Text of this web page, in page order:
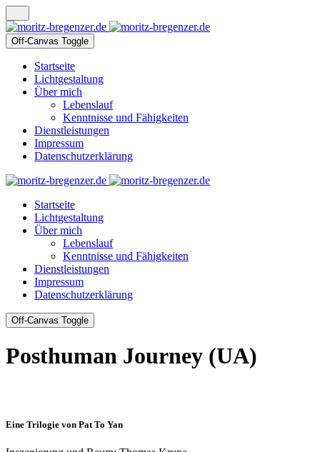
Off-Canvas Toggle
Startseite
Lichtgestaltung
Über mich
Lebenslauf
Kenntnisse und Fähigkeiten
Dienstleistungen
Impressum
Datenschutzerklärung
Startseite
Lichtgestaltung
Über mich
Lebenslauf
Kenntnisse und Fähigkeiten
Dienstleistungen
Impressum
Datenschutzerklärung
Off-Canvas Toggle
Posthuman Journey (UA)
Eine Trilogie von Pat To Yan